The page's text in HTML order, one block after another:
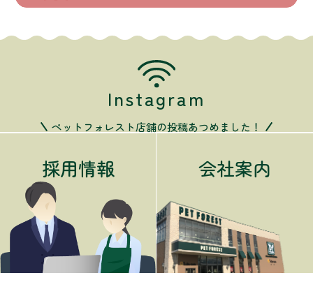
Instagram
ペットフォレスト店舗の投稿あつめました！
採用情報 会社案内